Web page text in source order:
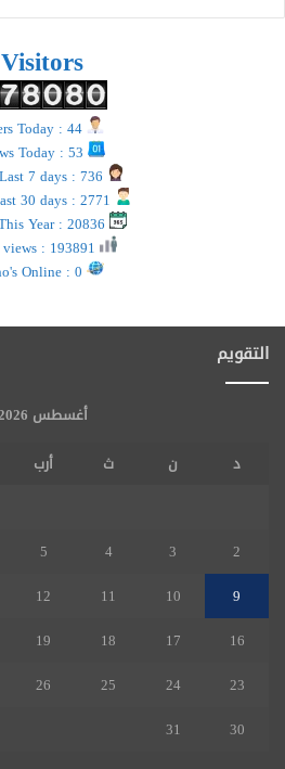
Visitors
Users Today : 44
التقويم
أغسطس 2026
د
ن ث أرب
2
3
4
5
9
10
11
12
16
17
18
19
23
24
25
26
30
31